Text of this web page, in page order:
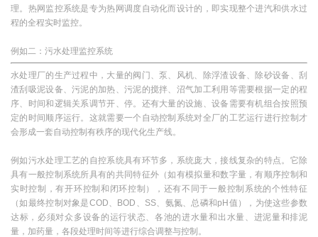
理。热网监控系统是专为热网调度自动化而设计的，即实现整个进汽和供水过
程的全程实时监控。
例如二：污水处理监控系统
水处理厂的生产过程中，大量的阀门、泵、风机、除浮渣设备、除砂设备、刮
渣刮吸泥设备、污泥的加热、污泥的搅拌、沼气加工利用等需要根据一定的程
序、时间和逻辑关系调节开、停。还有大量的设施、设备需要有机组合按照预
定的时间顺序运行。这就需要一个自动控制系统对全厂的工艺运行进行控制才
会形成一套自动控制有秩序的现代化生产线。
例如污水处理工艺的自控系统具有环节多，系统庞大，接线复杂的特点。它除
具有一般控制系统所具有的共同特征外（如有模拟量和数字量，有顺序控制和
实时控制，有开环控制和闭环控制），还有不同于一般控制系统的个性特征
（如最终控制对象是COD、BOD、SS、氨氮、总磷和pH值），为使这些参数
达标，必须对众多设备的运行状态、各池的进水量和出水量、进泥量和排泥
量，加药量，各段处理时间等进行综合调整与控制。